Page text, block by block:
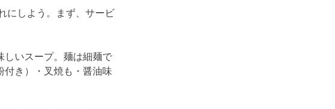
にしよう。まず、サービ
いスープ。麺は細麺で
付き）・叉焼も・醤油味